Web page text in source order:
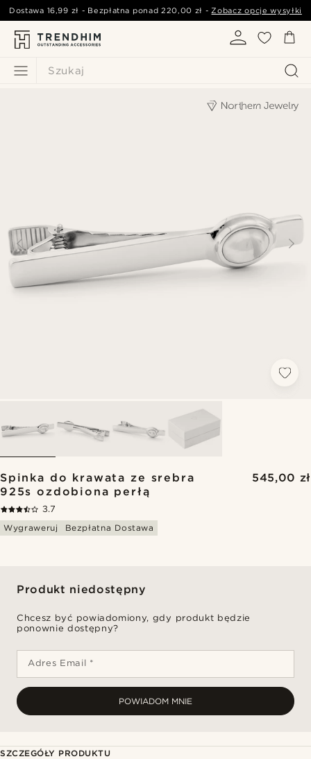
Szukaj
Dostawa 16,99 zł - Bezpłatna ponad220,00 zł -Zobacz opcje wysyłki
Spinka do krawata ze srebra
925s ozdobiona perłą
545,00 zł
3.7
Wygraweruj
Bezpłatna Dostawa
Produkt niedostępny
Chcesz być powiadomiony, gdy produkt będzie
ponownie dostępny?
Adres Email *
POWIADOM MNIE
SZCZEGÓŁY PRODUKTU